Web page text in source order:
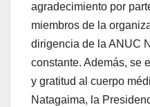
agradecimiento por
miembros de la
dirigencia de la ANUC
constante. Además, se
y gratitud al cuerpo
Natagaima, la